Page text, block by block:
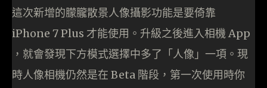
這次新增的朦朧散景人像攝影功能是要倚靠
iPhone 7 Plus 才能使用。升級之後進入相機 App
，就會發現下方模式選擇中多了「人像」一項。現
時人像相機仍然是在 Beta 階段，第一次使用時你